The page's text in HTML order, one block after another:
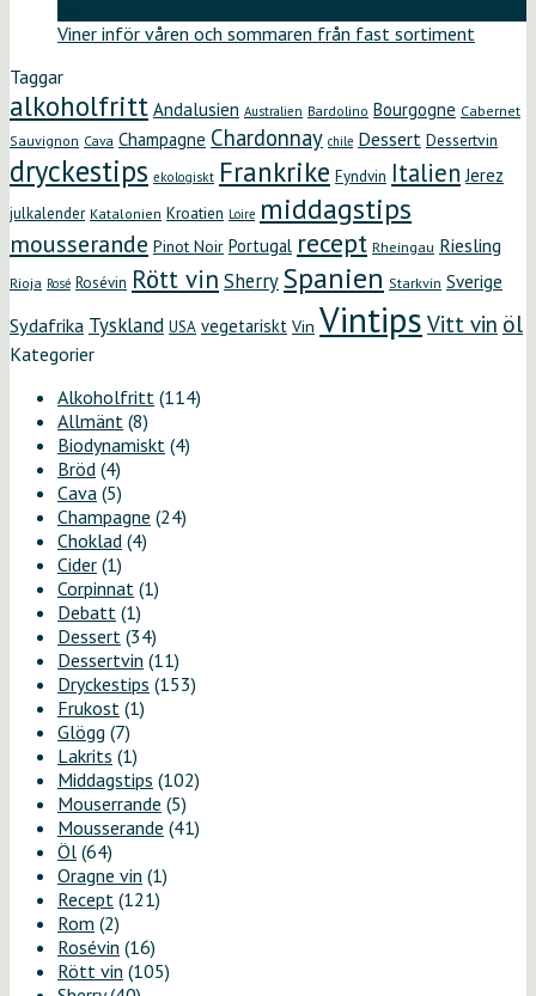
Viner inför våren och sommaren från fast sortiment
Taggar
alkoholfritt Andalusien Australien Bardolino Bourgogne Cabernet
Sauvignon Cava Champagne Chardonnay chile Dessert Dessertvin
dryckestips ekologiskt Frankrike Fyndvin Italien Jerez
julkalender Katalonien Kroatien Loire middagstips
mousserande Pinot Noir Portugal recept Rheingau Riesling
Rioja Rosé Rosévin Rött vin SherrySpanien Starkvin Sverige
Sydafrika Tyskland USA vegetariskt Vin Vintips Vitt vin öl
Kategorier
Alkoholfritt (114)
Allmänt (8)
Biodynamiskt (4)
Bröd (4)
Cava (5)
Champagne (24)
Choklad (4)
Cider (1)
Corpinnat (1)
Debatt (1)
Dessert (34)
Dessertvin (11)
Dryckestips (153)
Frukost (1)
Glögg (7)
Lakrits (1)
Middagstips (102)
Mouserrande (5)
Mousserande (41)
Öl (64)
Oragne vin (1)
Recept (121)
Rom (2)
Rosévin (16)
Rött vin (105)